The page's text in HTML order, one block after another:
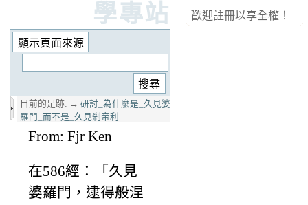
學專站
目前的足跡: → 研討_為什麼是_久見婆
羅門_而不是_久見剎帝利
From: Fjr Ken
在586經：「久見
婆羅門，逮得般涅
歡迎註冊以享全權！